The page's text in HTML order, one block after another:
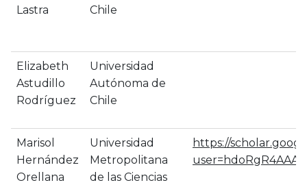
Lastra
Chile
Elizabeth
Astudillo
Rodríguez
Universidad
Autónoma de
Chile
Marisol
Hernández
Orellana
Universidad
Metropolitana
de las Ciencias
https://